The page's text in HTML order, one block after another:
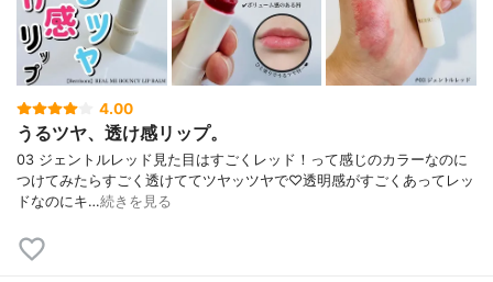
4.00
うるツヤ、透け感リップ。
03 ジェントルレッド見た目はすごくレッド！って感じのカラーなのに
つけてみたらすごく透けててツヤッツヤで♡透明感がすごくあってレッ
ドなのにキ…続きを見る